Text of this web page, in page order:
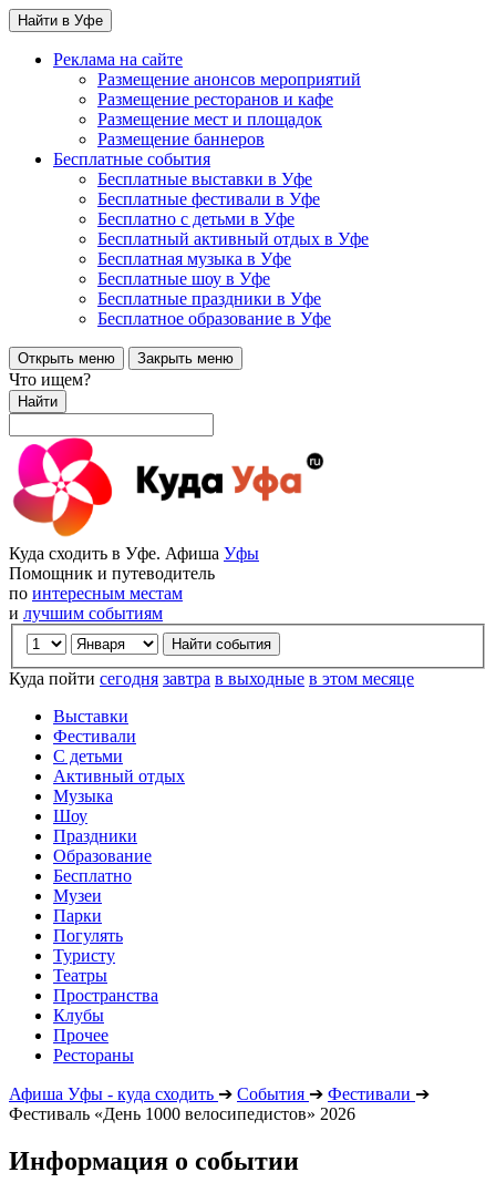
Найти в Уфе
Реклама на сайте
Размещение анонсов мероприятий
Размещение ресторанов и кафе
Размещение мест и площадок
Размещение баннеров
Бесплатные события
Бесплатные выставки в Уфе
Бесплатные фестивали в Уфе
Бесплатно с детьми в Уфе
Бесплатный активный отдых в Уфе
Бесплатная музыка в Уфе
Бесплатные шоу в Уфе
Бесплатные праздники в Уфе
Бесплатное образование в Уфе
Открыть меню Закрыть меню
Что ищем?
Найти
Куда сходить в Уфе. Афиша Уфы
Помощник и путеводитель
по интересным местам
и лучшим событиям
Куда пойти сегодня завтра в выходные в этом месяце
Выставки
Фестивали
С детьми
Активный отдых
Музыка
Шоу
Праздники
Образование
Бесплатно
Музеи
Парки
Погулять
Туристу
Театры
Пространства
Клубы
Прочее
Рестораны
Афиша Уфы - куда сходить ➔ События ➔ Фестивали ➔
Фестиваль «День 1000 велосипедистов» 2026
Информация о событии